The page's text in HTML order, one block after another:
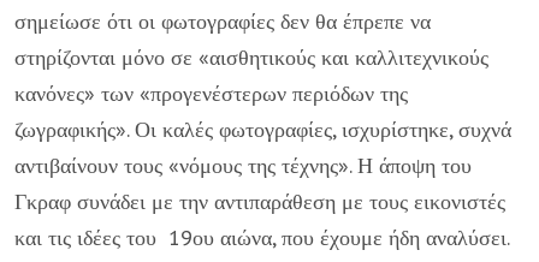
σημείωσε ότι οι φωτογραφίες δεν θα έπρεπε να
στηρίζονται μόνο σε «αισθητικούς και καλλιτεχνικούς
κανόνες» των «προγενέστερων περιόδων της
ζωγραφικής». Οι καλές φωτογραφίες, ισχυρίστηκε, συχνά
αντιβαίνουν τους «νόμους της τέχνης». Η άποψη του
Γκραφ συνάδει με την αντιπαράθεση με τους εικονιστές
και τις ιδέες του 19ου αιώνα, που έχουμε ήδη αναλύσει.